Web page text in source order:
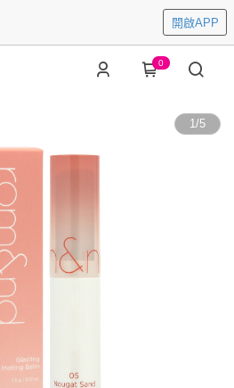
開啟APP
0
1/5